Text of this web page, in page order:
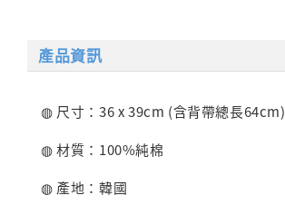
產品資訊
◍ 尺寸：36 x 39cm (含背帶總長64cm)
◍ 材質：100%純棉
◍ 產地：韓國